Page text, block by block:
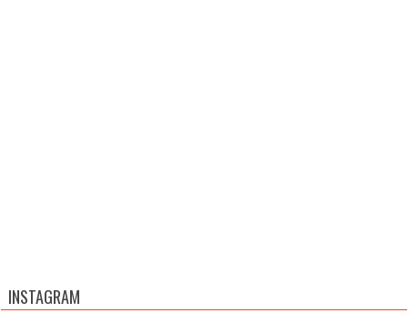
INSTAGRAM